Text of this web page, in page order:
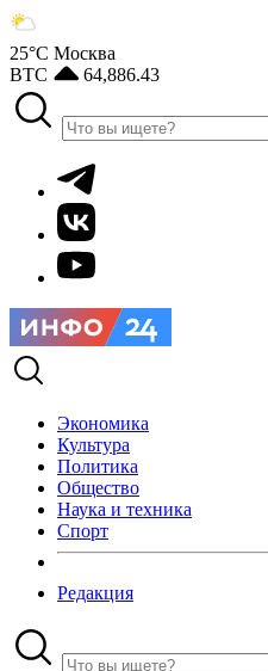
25°С Москва
BTC
64,886.43
Экономика
Культура
Политика
Общество
Наука и техника
Спорт
Редакция